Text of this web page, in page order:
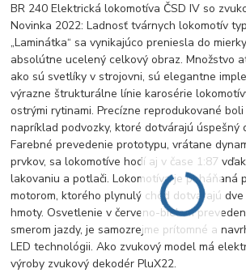
BR 240 Elektrická lokomotíva ČSD IV so
Novinka 2022: Ladnosť tvárnych lokomotív
„Laminátka“ sa vynikajúco preniesla do
absolútne ucelený celkový obraz. Množstvo
ako sú svetlíky v strojovni, sú elegantne
výrazne štrukturálne línie karosérie
ostrými rytinami. Precízne reprodukované
napríklad podvozky, ktoré dotvárajú úspešný
Farebné prevedenie prototypu, vrátane
prvkov, sa lokomotíve hodí aj v čase 1:87
lakovaniu a potlači. Lokomotíva je poháňaná
motorom, ktorého plynulý chod dotvárajú
hmoty. Osvetlenie v červeno-bielom
smerom jazdy, je samozrejme prítomné a
LED technológii. Ako zvukový model má
výroby zvukový dekodér PluX22.